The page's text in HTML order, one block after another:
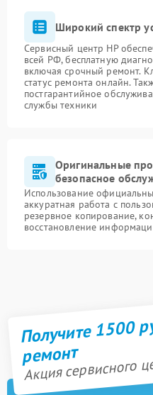
Широкий спектр
Сервисный центр HP
всей РФ, бесплатную
включая срочный ремонт.
статус ремонта онлайн.
постгарантийное
службы техники
Оригинальные
безопасное
Использование
аккуратная работа с
резервное копирование,
восстановление
Получите 1500
ремонт
Акция сервисного